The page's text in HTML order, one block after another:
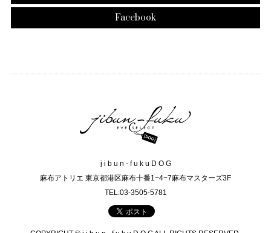
Facebook
j i b u n - f u k u D O G
麻布アトリエ 東京都港区麻布十番1−4−7麻布マスターズ3F
TEL:03-3505-5781